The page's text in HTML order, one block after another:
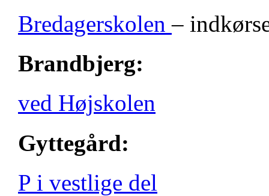
Bredagerskolen–
Brandbjerg:
ved Højskolen
Gyttegård:
P i vestlige del